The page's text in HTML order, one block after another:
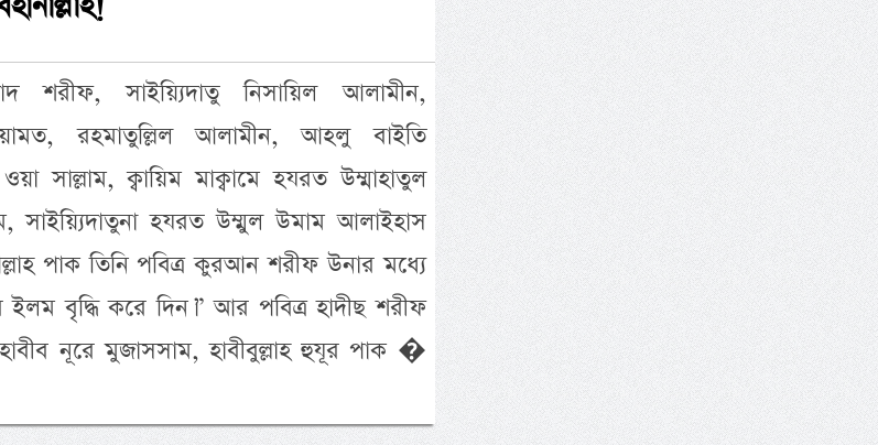
শরীফ, সাইয়্যিদাতু নিসায়িল আলামীন,
রহমাতুল্লিল আলামীন, আহলু বাইতি
সাল্লাম, ক্বায়িম মাক্বামে হযরত উম্মাহাতুল
সাইয়্যিদাতুনা হযরত উম্মুল উমাম আলাইহাস
পাক তিনি পবিত্র কুরআন শরীফ উনার মধ্যে
বৃদ্ধি করে দিন।” আর পবিত্র হাদীছ শরীফ
নূরে মুজাসসাম, হাবীবুল্লাহ হুযূর পাক �